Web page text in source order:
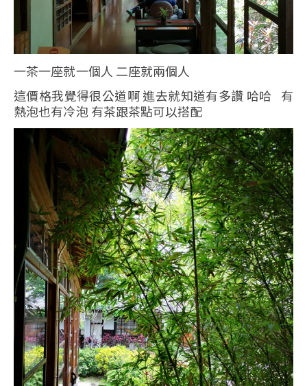
一茶一座就一個人 二座就兩個人
這價格我覺得很公道啊 進去就知道有多讚 哈哈 有
熱泡也有冷泡 有茶跟茶點可以搭配